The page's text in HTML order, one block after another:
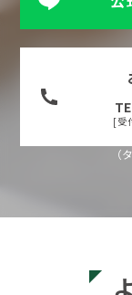
[受
（